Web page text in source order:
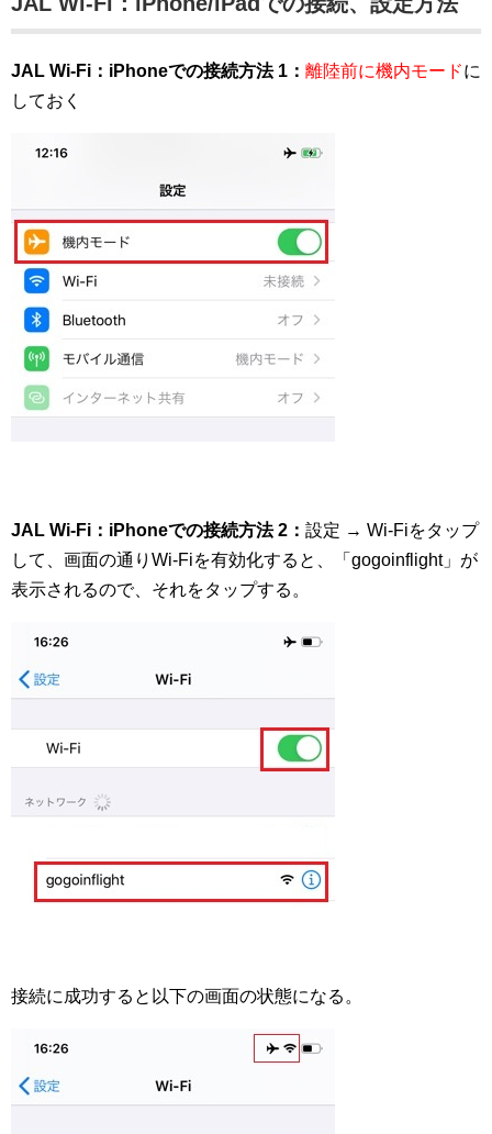
JAL Wi-Fi：iPhoneでの接続方法 1： 離陸前に機内モードに
しておく
JAL Wi-Fi：iPhoneでの接続方法 2： 設定 → Wi-Fiをタップ
して、画面の通りWi-Fiを有効化すると、「gogoinflight」が
表示されるので、それをタップする。
接続に成功すると以下の画面の状態になる。